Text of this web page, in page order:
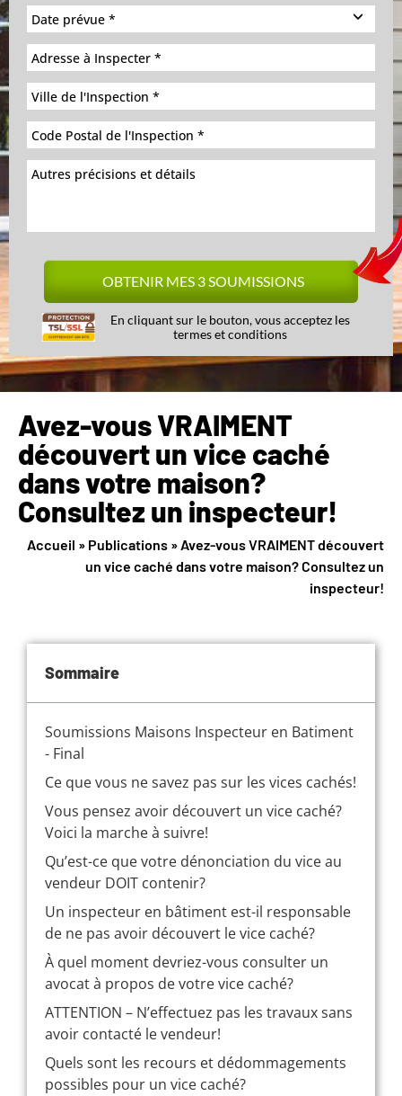
En cliquant sur le bouton, vous acceptez les
termes et conditions
Avez-vous VRAIMENT
découvert un vice caché
dans votre maison?
Consultez un inspecteur!
Accueil » Publications » Avez-vous VRAIMENT découvert
un vice caché dans votre maison? Consultez un
inspecteur!
Sommaire
Soumissions Maisons Inspecteur en Batiment
- Final
Ce que vous ne savez pas sur les vices cachés!
Vous pensez avoir découvert un vice caché?
Voici la marche à suivre!
Qu’est-ce que votre dénonciation du vice au
vendeur DOIT contenir?
Un inspecteur en bâtiment est-il responsable
de ne pas avoir découvert le vice caché?
À quel moment devriez-vous consulter un
avocat à propos de votre vice caché?
ATTENTION – N’effectuez pas les travaux sans
avoir contacté le vendeur!
Quels sont les recours et dédommagements
possibles pour un vice caché?